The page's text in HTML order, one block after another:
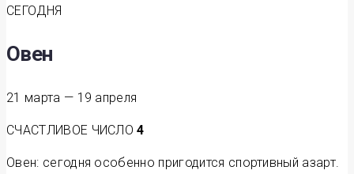
СЕГОДНЯ
Овен
21 марта — 19 апреля
СЧАСТЛИВОЕ ЧИСЛО 4
Овен: сегодня особенно пригодится спортивный азарт.